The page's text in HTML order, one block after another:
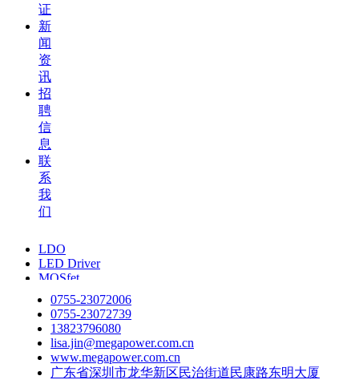
证
新
闻
资
讯
招
聘
信
息
联
系
我
们
LDO
LED Driver
MOSfet
PA
0755-23072006
0755-23072739
13823796080
lisa.jin@megapower.com.cn
www.megapower.com.cn
广东省深圳市龙华新区民治街道民康路东明大厦